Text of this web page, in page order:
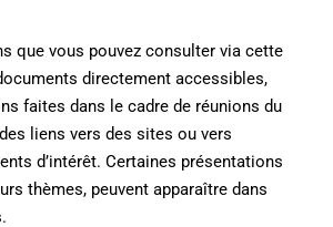
que vous pouvez consulter via cette
directement accessibles,
faites dans le cadre de réunions du
liens vers des sites ou vers
d’intérêt. Certaines présentations
thèmes, peuvent apparaître dans